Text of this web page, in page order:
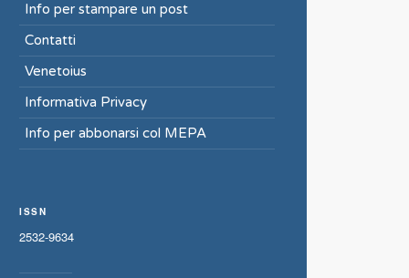
Info per stampare un post
Contatti
Venetoius
Informativa Privacy
Info per abbonarsi col MEPA
ISSN
2532-9634